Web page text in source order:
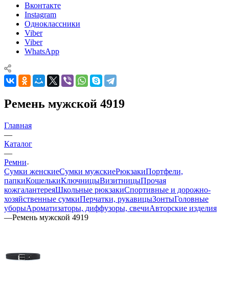
Вконтакте
Instagram
Одноклассники
Viber
Viber
WhatsApp
Ремень мужской 4919
Главная
—
Каталог
—
Ремни
Сумки женскиеСумки мужскиеРюкзакиПортфели,
папкиКошелькиКлючницыВизитницыПрочая
кожгалантереяШкольные рюкзакиСпортивные и дорожно-
хозяйственные сумкиПерчатки, рукавицыЗонтыГоловные
уборыАроматизаторы, диффузоры, свечиАвторские изделия
—Ремень мужской 4919